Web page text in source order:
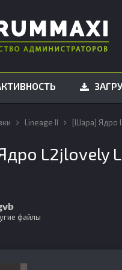
Lineage II [Шара] Ядро
L2jlovely
файлы